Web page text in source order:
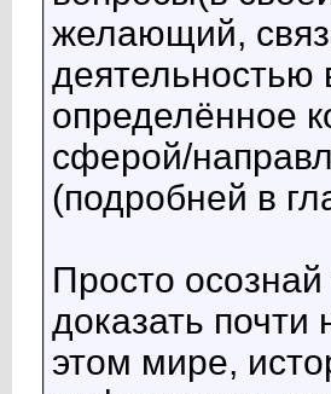
желающий,
деятельностью
определённое
сферой/
(подробней в
Просто
доказать почти
этом мире,